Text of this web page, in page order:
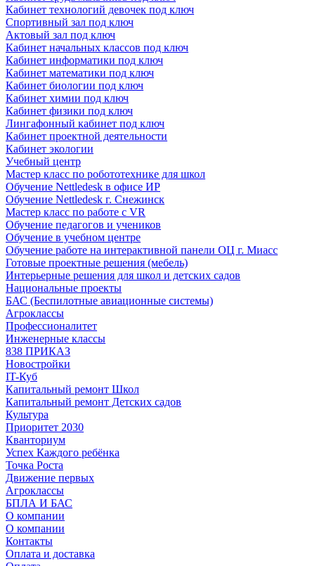
Кабинет технологий девочек под ключ
Спортивный зал под ключ
Актовый зал под ключ
Кабинет начальных классов под ключ
Кабинет информатики под ключ
Кабинет математики под ключ
Кабинет биологии под ключ
Кабинет химии под ключ
Кабинет физики под ключ
Лингафонный кабинет под ключ
Кабинет проектной деятельности
Кабинет экологии
Учебный центр
Мастер класс по робототехнике для школ
Обучение Nettledesk в офисе ИР
Обучение Nettledesk г. Снежинск
Мастер класс по работе с VR
Обучение педагогов и учеников
Обучение в учебном центре
Обучение работе на интерактивной панели ОЦ г. Миасс
Готовые проектные решения (мебель)
Интерьерные решения для школ и детских садов
Национальные проекты
БАС (Беспилотные авиационные системы)
Агроклассы
Профессионалитет
Инженерные классы
838 ПРИКАЗ
Новостройки
IT-Куб
Капитальный ремонт Школ
Капитальный ремонт Детских садов
Культура
Приоритет 2030
Кванториум
Успех Каждого ребёнка
Точка Роста
Движение первых
Агроклассы
БПЛА И БАС
О компании
О компании
Контакты
Оплата и доставка